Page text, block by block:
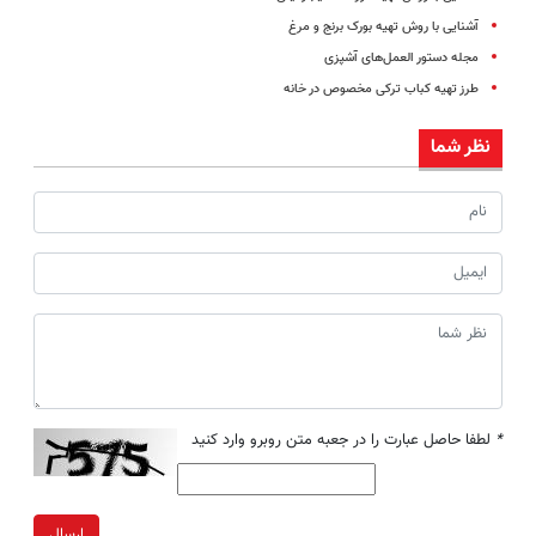
آشنایی با روش تهیه بورک برنج و مرغ
مجله دستور العمل‌های آشپزی
طرز تهیه کباب ترکی مخصوص در خانه
نظر شما
* لطفا حاصل عبارت را در جعبه متن روبرو وارد کنید